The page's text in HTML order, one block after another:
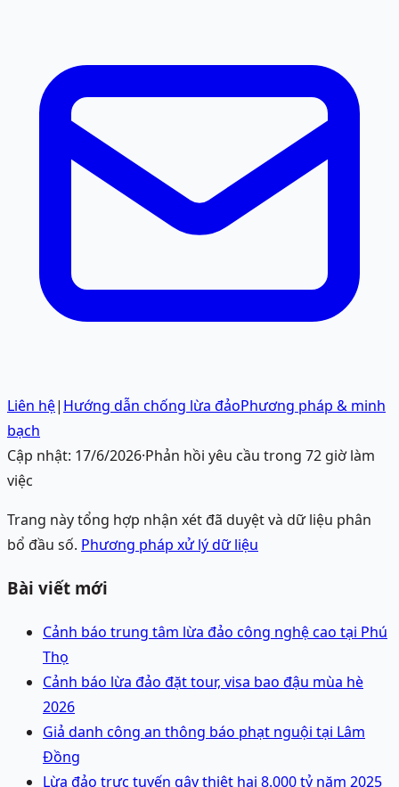
Liên hệ| Hướng dẫn chống lừa đảoPhương pháp & minh
bạch
Cập nhật: 17/6/2026·Phản hồi yêu cầu trong 72 giờ làm
việc
Trang này tổng hợp nhận xét đã duyệt và dữ liệu phân
bổ đầu số. Phương pháp xử lý dữ liệu
Bài viết mới
Cảnh báo trung tâm lừa đảo công nghệ cao tại Phú
Thọ
Cảnh báo lừa đảo đặt tour, visa bao đậu mùa hè
2026
Giả danh công an thông báo phạt nguội tại Lâm
Đồng
Lừa đảo trực tuyến gây thiệt hại 8.000 tỷ năm 2025